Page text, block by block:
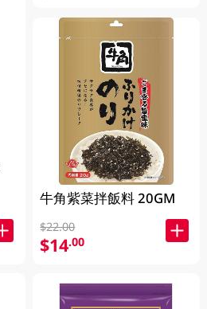
牛角紫菜拌飯料 20GM
$22.00
$14.00